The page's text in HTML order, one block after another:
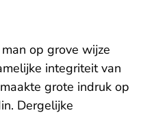
op grove wijze
integriteit van
grote indruk op
Dergelijke